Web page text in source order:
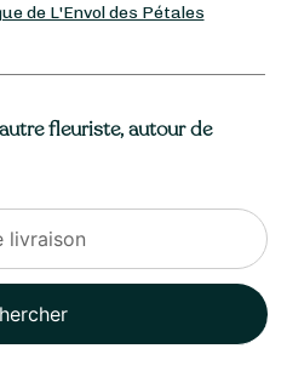
de L'Envol des Pétales
fleuriste, autour de